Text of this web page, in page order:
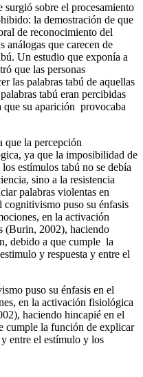
surgió sobre el procesamiento
la demostración de que
de reconocimiento del
análogas que carecen de
Un estudio que exponía a
que las personas
las palabras tabú de aquellas
tabú eran percibidas
que su aparición provocaba
que la percepción
ya que la imposibilidad de
estímulos tabú no se debía
sino a la resistencia
palabras violentas en
cognitivismo puso su énfasis
en la activación
(Burin, 2002), haciendo
debido a que cumple la
y respuesta y entre el
puso su énfasis en el
en la activación fisiológica
haciendo hincapié en el
cumple la función de explicar
entre el estímulo y los